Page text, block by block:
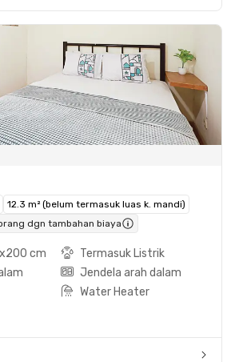
12.3 m² (belum termasuk luas k. mandi)
dgn tambahan biaya
cm
Termasuk Listrik
Jendela arah dalam
Water Heater